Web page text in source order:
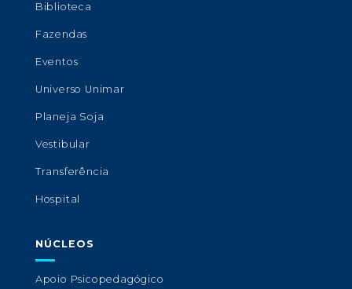
Biblioteca
Fazendas
Eventos
Universo Unimar
Planeja Soja
Vestibular
Transferência
Hospital
NÚCLEOS
Apoio Psicopedagógico